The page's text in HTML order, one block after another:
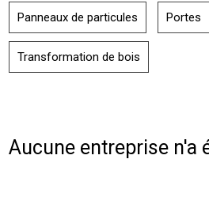
Panneaux de particules Portes
Transformation de bois
Aucune entreprise n'a